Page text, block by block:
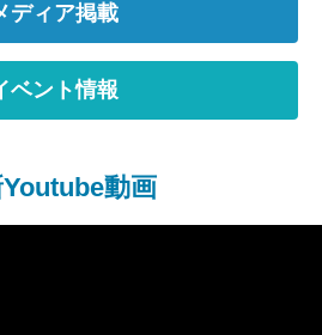
ディア掲載
ベント情報
動画